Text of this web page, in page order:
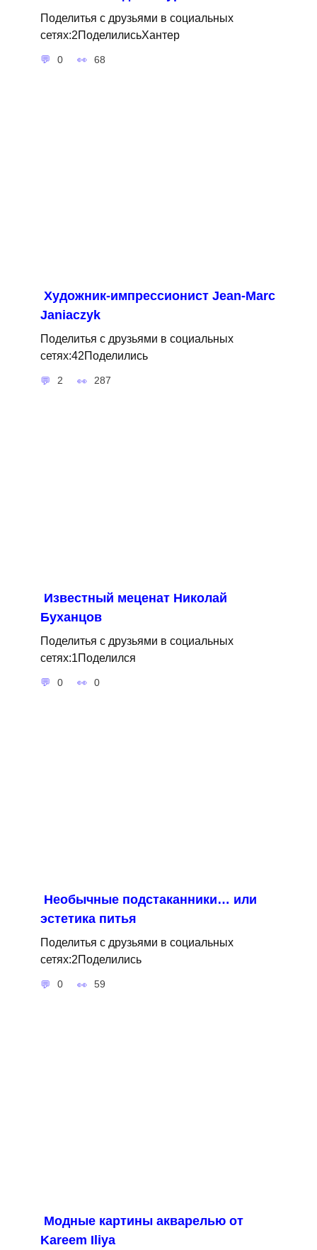
Поделитья с друзьями в социальных
сетях:2ПоделилисьХантер
0 68
Художник-импрессионист Jean-Marc
Janiaczyk
Поделитья с друзьями в социальных
сетях:42Поделились
2 287
Известный меценат Николай
Буханцов
Поделитья с друзьями в социальных
сетях:1Поделился
0 0
Необычные подстаканники… или
эстетика питья
Поделитья с друзьями в социальных
сетях:2Поделились
0 59
Модные картины акварелью от
Kareem Iliya